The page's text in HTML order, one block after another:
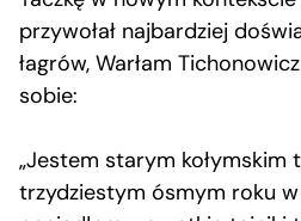
przywołał najbardziej
łagrów, Warłam
sobie:
„Jestem starym kołymskim
trzydziestym ósmym roku